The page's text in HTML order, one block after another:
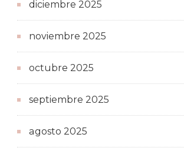
diciembre 2025
noviembre 2025
octubre 2025
septiembre 2025
agosto 2025